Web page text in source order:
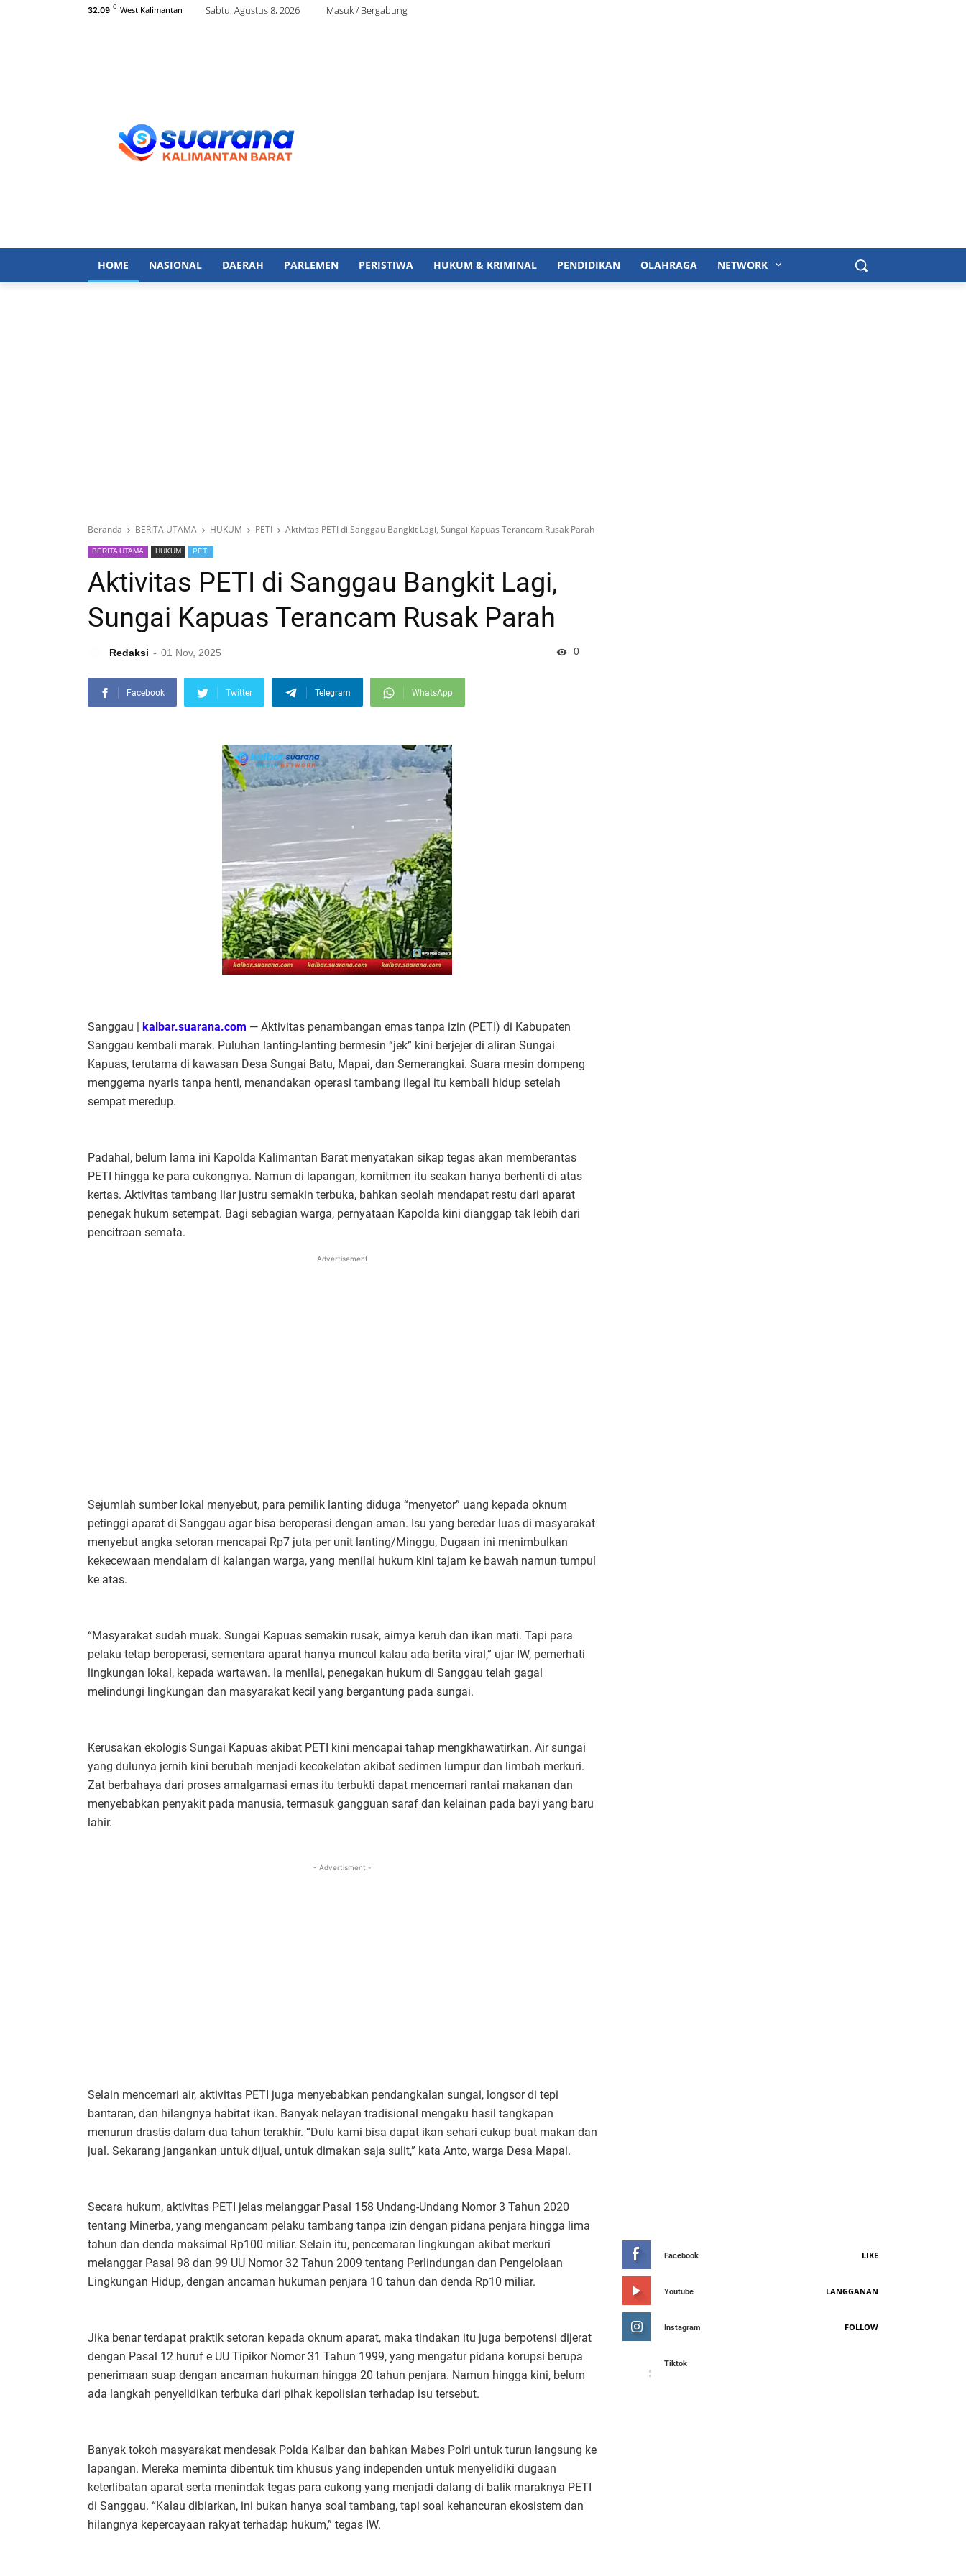
32.09 C West Kalimantan Sabtu, Agustus 8, 2026 Masuk / Bergabung
HOME NASIONAL DAERAH PARLEMEN PERISTIWA HUKUM & KRIMINAL PENDIDIKAN OLAHRAGA NETWORK
Beranda BERITA UTAMA HUKUM PETI Aktivitas PETI di Sanggau Bangkit Lagi, Sungai Kapuas Terancam Rusak Parah
BERITA UTAMA HUKUM PETI
Aktivitas PETI di Sanggau Bangkit Lagi,
Sungai Kapuas Terancam Rusak Parah
Redaksi 01 Nov, 2025 0
Facebook Twitter Telegram WhatsApp
Sanggau | kalbar.suarana.com — Aktivitas penambangan emas tanpa izin (PETI) di Kabupaten
Sanggau kembali marak. Puluhan lanting-lanting bermesin “jek” kini berjejer di aliran Sungai
Kapuas, terutama di kawasan Desa Sungai Batu, Mapai, dan Semerangkai. Suara mesin dompeng
menggema nyaris tanpa henti, menandakan operasi tambang ilegal itu kembali hidup setelah
sempat meredup.
Padahal, belum lama ini Kapolda Kalimantan Barat menyatakan sikap tegas akan memberantas
PETI hingga ke para cukongnya. Namun di lapangan, komitmen itu seakan hanya berhenti di atas
kertas. Aktivitas tambang liar justru semakin terbuka, bahkan seolah mendapat restu dari aparat
penegak hukum setempat. Bagi sebagian warga, pernyataan Kapolda kini dianggap tak lebih dari
pencitraan semata.
Advertisement
Sejumlah sumber lokal menyebut, para pemilik lanting diduga “menyetor” uang kepada oknum
petinggi aparat di Sanggau agar bisa beroperasi dengan aman. Isu yang beredar luas di masyarakat
menyebut angka setoran mencapai Rp7 juta per unit lanting/Minggu, Dugaan ini menimbulkan
kekecewaan mendalam di kalangan warga, yang menilai hukum kini tajam ke bawah namun tumpul
ke atas.
“Masyarakat sudah muak. Sungai Kapuas semakin rusak, airnya keruh dan ikan mati. Tapi para
pelaku tetap beroperasi, sementara aparat hanya muncul kalau ada berita viral,” ujar IW, pemerhati
lingkungan lokal, kepada wartawan. Ia menilai, penegakan hukum di Sanggau telah gagal
melindungi lingkungan dan masyarakat kecil yang bergantung pada sungai.
Kerusakan ekologis Sungai Kapuas akibat PETI kini mencapai tahap mengkhawatirkan. Air sungai
yang dulunya jernih kini berubah menjadi kecokelatan akibat sedimen lumpur dan limbah merkuri.
Zat berbahaya dari proses amalgamasi emas itu terbukti dapat mencemari rantai makanan dan
menyebabkan penyakit pada manusia, termasuk gangguan saraf dan kelainan pada bayi yang baru
lahir.
- Advertisment -
Selain mencemari air, aktivitas PETI juga menyebabkan pendangkalan sungai, longsor di tepi
bantaran, dan hilangnya habitat ikan. Banyak nelayan tradisional mengaku hasil tangkapan
menurun drastis dalam dua tahun terakhir. “Dulu kami bisa dapat ikan sehari cukup buat makan dan
jual. Sekarang jangankan untuk dijual, untuk dimakan saja sulit,” kata Anto, warga Desa Mapai.
Secara hukum, aktivitas PETI jelas melanggar Pasal 158 Undang-Undang Nomor 3 Tahun 2020
tentang Minerba, yang mengancam pelaku tambang tanpa izin dengan pidana penjara hingga lima
tahun dan denda maksimal Rp100 miliar. Selain itu, pencemaran lingkungan akibat merkuri
melanggar Pasal 98 dan 99 UU Nomor 32 Tahun 2009 tentang Perlindungan dan Pengelolaan
Lingkungan Hidup, dengan ancaman hukuman penjara 10 tahun dan denda Rp10 miliar.
Jika benar terdapat praktik setoran kepada oknum aparat, maka tindakan itu juga berpotensi dijerat
dengan Pasal 12 huruf e UU Tipikor Nomor 31 Tahun 1999, yang mengatur pidana korupsi berupa
penerimaan suap dengan ancaman hukuman hingga 20 tahun penjara. Namun hingga kini, belum
ada langkah penyelidikan terbuka dari pihak kepolisian terhadap isu tersebut.
Banyak tokoh masyarakat mendesak Polda Kalbar dan bahkan Mabes Polri untuk turun langsung ke
lapangan. Mereka meminta dibentuk tim khusus yang independen untuk menyelidiki dugaan
keterlibatan aparat serta menindak tegas para cukong yang menjadi dalang di balik maraknya PETI
di Sanggau. “Kalau dibiarkan, ini bukan hanya soal tambang, tapi soal kehancuran ekosistem dan
hilangnya kepercayaan rakyat terhadap hukum,” tegas IW.
Facebook LIKE
Youtube LANGGANAN
Instagram FOLLOW
Tiktok